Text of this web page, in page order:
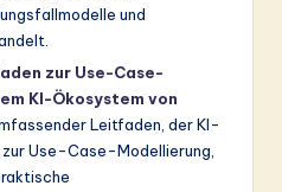
und
zur Use-Case-
KI-Ökosystem von
Leitfaden, der KI-
Use-Case-Modellierung,